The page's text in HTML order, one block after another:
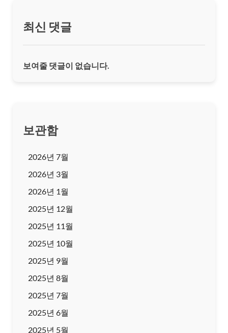
최신 댓글
보여줄 댓글이 없습니다.
보관함
2026년 7월
2026년 3월
2026년 1월
2025년 12월
2025년 11월
2025년 10월
2025년 9월
2025년 8월
2025년 7월
2025년 6월
2025년 5월